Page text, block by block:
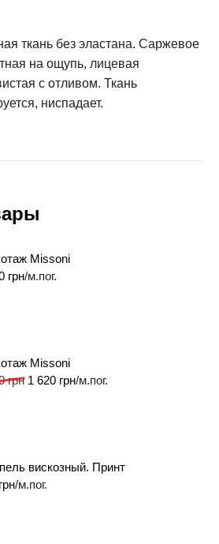
ткань без эластана. Саржевое
на ощупь, лицевая
с отливом. Ткань
ниспадает.
Missoni
грн/м.пог.
Missoni
грн 1 620 грн/м.пог.
вискозный. Принт
грн/м.пог.